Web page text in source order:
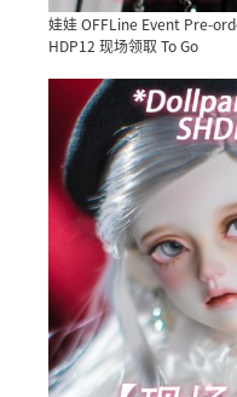
娃娃 OFFLine Event Pre-
HDP12 现场领取 To Go